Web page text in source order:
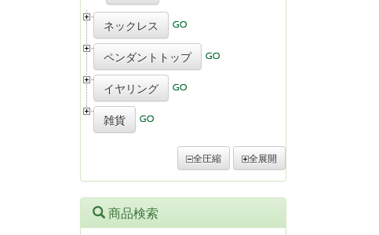
ネックレス
ペンダントトップ
イヤリング
雑貨
全圧縮 全展開
商品検索